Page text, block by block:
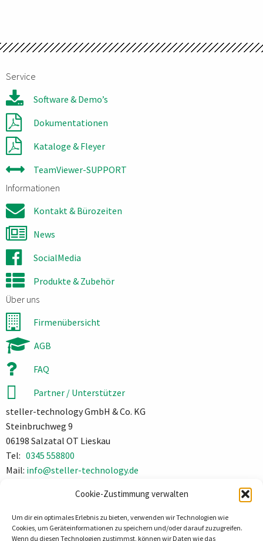
Cookie-Zustimmung verwalten
Um dir ein optimales Erlebnis zu bieten, verwenden wir Technologien wie
Cookies, um Geräteinformationen zu speichern und/oder darauf zuzugreifen.
Wenn du diesen Technologien zustimmst, können wir Daten wie das
Service
Software & Demo’s
Dokumentationen
Kataloge & Fleyer
TeamViewer-SUPPORT
Informationen
Kontakt & Bürozeiten
News
SocialMedia
Produkte & Zubehör
Über uns
Firmenübersicht
AGB
FAQ
Partner / Unterstützer
steller-technology GmbH & Co. KG
Steinbruchweg 9
06198 Salzatal OT Lieskau
Tel: 0345 558800
Mail: info@steller-technology.de